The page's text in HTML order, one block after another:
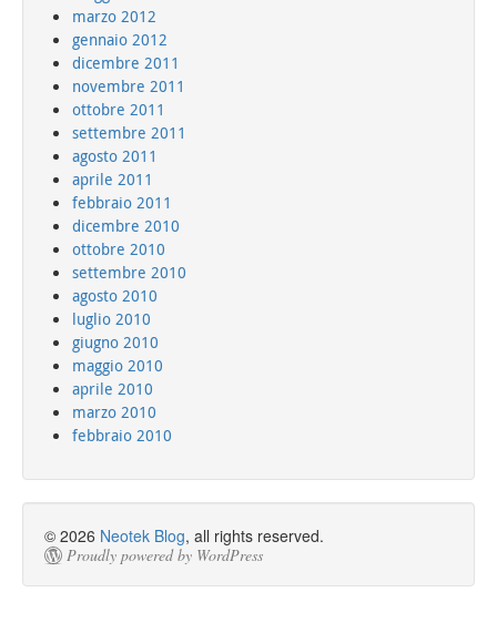
marzo 2012
gennaio 2012
dicembre 2011
novembre 2011
ottobre 2011
settembre 2011
agosto 2011
aprile 2011
febbraio 2011
dicembre 2010
ottobre 2010
settembre 2010
agosto 2010
luglio 2010
giugno 2010
maggio 2010
aprile 2010
marzo 2010
febbraio 2010
© 2026 Neotek Blog, all rights reserved.
Proudly powered by WordPress